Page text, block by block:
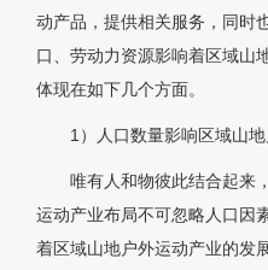
动产品，提供相关服务，同时
口、劳动力资源影响着区域山
体现在如下几个方面。
1）人口数量影响区域山
唯有人和物彼此结合起来
运动产业布局不可忽略人口因
着区域山地户外运动产业的发